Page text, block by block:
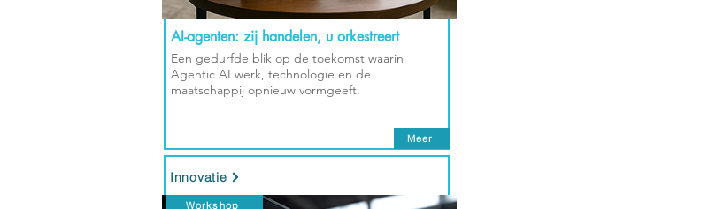
AI-agenten: zij handelen, u orkestreert
Een gedurfde blik op de toekomst waarin
Agentic AI werk, technologie en de
maatschappij opnieuw vormgeeft.
Meer
Innovatie
Workshop